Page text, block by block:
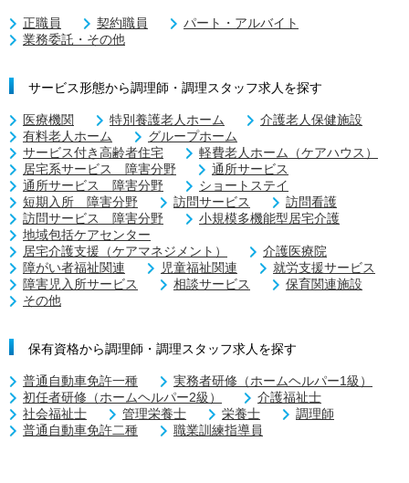
正職員 契約職員
パート・アルバイト
業務委託・その他
サービス形態から調理師・調理スタッフ求人を探す
医療機関 特別養護老人ホーム
介護老人保健施設
有料老人ホーム
グループホーム
サービス付き高齢者住宅
軽費老人ホーム（ケアハウス）
居宅系サービス 障害分野
通所サービス
通所サービス 障害分野
ショートステイ
短期入所 障害分野
訪問サービス
訪問看護
訪問サービス 障害分野
小規模多機能型居宅介護
地域包括ケアセンター
居宅介護支援（ケアマネジメント）
介護医療院
障がい者福祉関連
児童福祉関連
就労支援サービス
障害児入所サービス
相談サービス
保育関連施設
その他
保有資格から調理師・調理スタッフ求人を探す
普通自動車免許一種
実務者研修（ホームヘルパー1級）
初任者研修（ホームヘルパー2級）
介護福祉士
社会福祉士
管理栄養士 栄養士
調理師
普通自動車免許二種
職業訓練指導員